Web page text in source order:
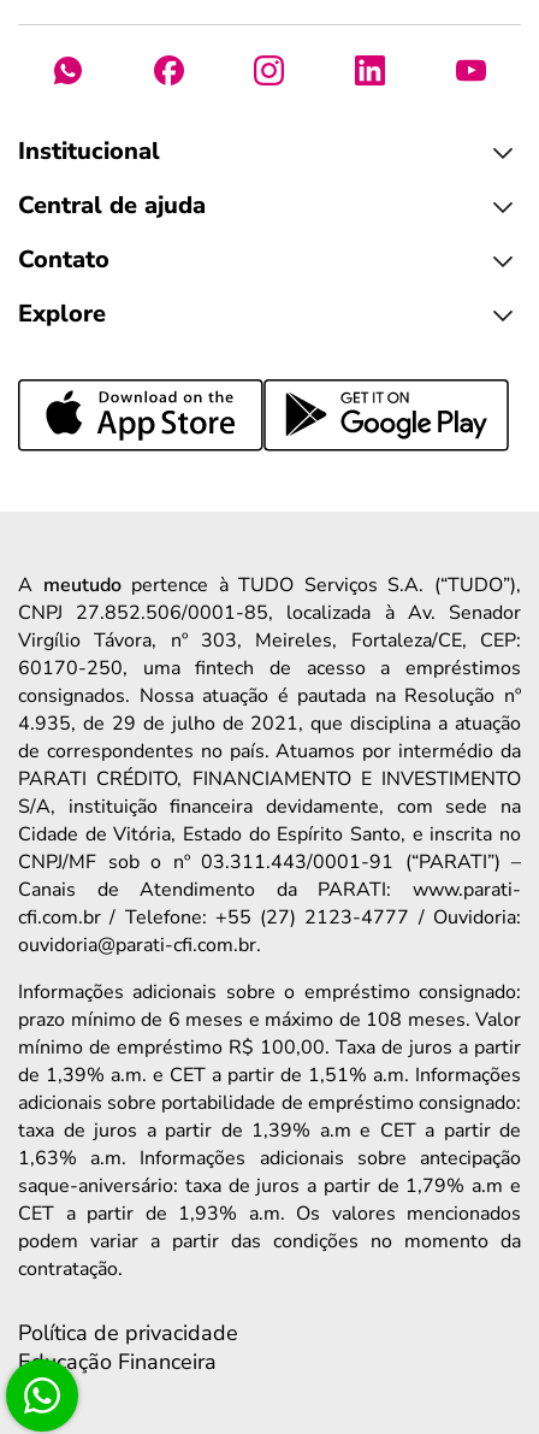
Institucional
Central de ajuda
Contato
Explore
A meutudopertence à TUDO Serviços S.A. (“TUDO”),
CNPJ 27.852.506/0001-85, localizada à Av. Senador
Virgílio Távora, nº 303, Meireles, Fortaleza/CE, CEP:
60170-250, uma fintech de acesso a empréstimos
consignados. Nossa atuação é pautada na Resolução nº
4.935, de 29 de julho de 2021, que disciplina a atuação
de correspondentes no país. Atuamos por intermédio da
PARATI CRÉDITO, FINANCIAMENTO E INVESTIMENTO
S/A, instituição financeira devidamente, com sede na
Cidade de Vitória, Estado do Espírito Santo, e inscrita no
CNPJ/MF sob o nº 03.311.443/0001-91 (“PARATI”) –
Canais de Atendimento da PARATI: www.parati-
cfi.com.br / Telefone: +55 (27) 2123-4777 / Ouvidoria:
ouvidoria@parati-cfi.com.br.
Informações adicionais sobre o empréstimo consignado:
prazo mínimo de 6 meses e máximo de 108 meses. Valor
mínimo de empréstimo R$ 100,00. Taxa de juros a partir
de 1,39% a.m. e CET a partir de 1,51% a.m. Informações
adicionais sobre portabilidade de empréstimo consignado:
taxa de juros a partir de 1,39% a.m e CET a partir de
1,63% a.m. Informações adicionais sobre antecipação
saque-aniversário: taxa de juros a partir de 1,79% a.m e
CET a partir de 1,93% a.m. Os valores mencionados
podem variar a partir das condições no momento da
contratação.
Política de privacidade
Educação Financeira